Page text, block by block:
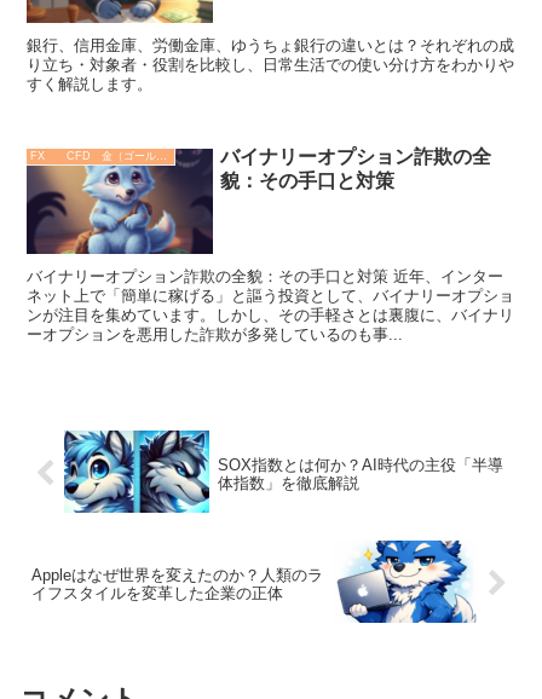
銀行、信用金庫、労働金庫、ゆうちょ銀行の違いとは？それぞれの成
り立ち・対象者・役割を比較し、日常生活での使い分け方をわかりや
すく解説します。
FX CFD 金（ゴールド）
バイナリーオプション詐欺の全
貌：その手口と対策
バイナリーオプション詐欺の全貌：その手口と対策 近年、インター
ネット上で「簡単に稼げる」と謳う投資として、バイナリーオプショ
ンが注目を集めています。しかし、その手軽さとは裏腹に、バイナリ
ーオプションを悪用した詐欺が多発しているのも事...
SOX指数とは何か？AI時代の主役「半導
体指数」を徹底解説
Appleはなぜ世界を変えたのか？人類のラ
イフスタイルを変革した企業の正体